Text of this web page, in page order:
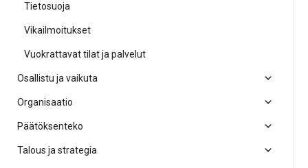
Tietosuoja
Vikailmoitukset
Vuokrattavat tilat ja palvelut
Osallistu ja vaikuta
Organisaatio
Päätöksenteko
Talous ja strategia